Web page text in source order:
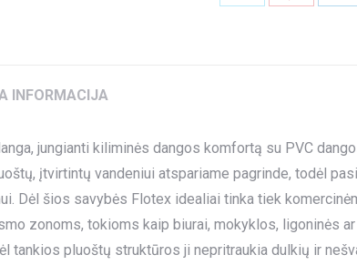
INFORMACIJA
jungianti kiliminės dangos komfortą su PVC
įtvirtintų vandeniui atspariame pagrinde, todėl
Dėl šios savybės Flotex idealiai tinka tiek
zonoms, tokioms kaip biurai, mokyklos, ligoninės
tankios pluoštų struktūros ji nepritraukia dulkių ir